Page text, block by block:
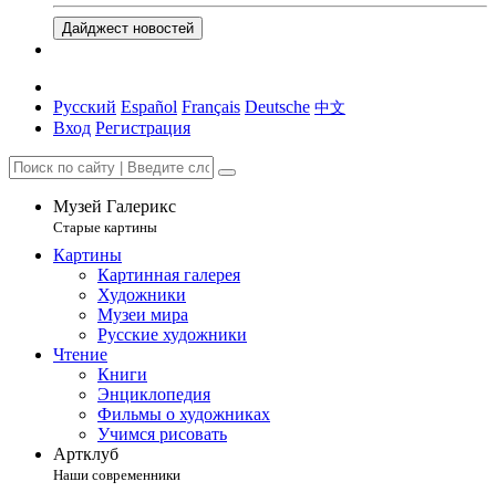
Дайджест новостей
Русский Español Français Deutsche 中文
Вход Регистрация
Музей Галерикс
Старые картины
Картины
Картинная галерея
Художники
Музеи мира
Русские художники
Чтение
Книги
Энциклопедия
Фильмы о художниках
Учимся рисовать
Артклуб
Наши современники